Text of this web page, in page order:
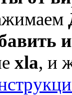
xla, и